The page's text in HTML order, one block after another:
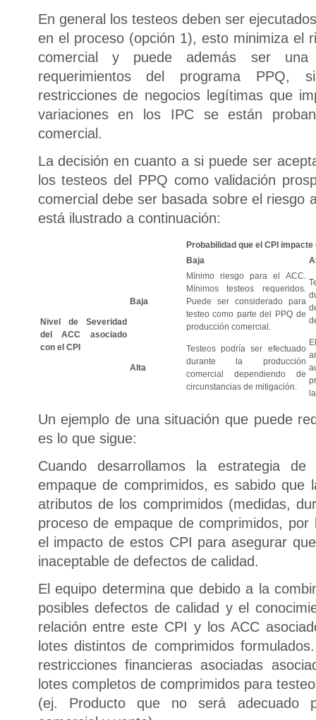
En general los testeos deben ser
en el proceso (opción 1), esto minimiza el
comercial y puede además ser
requerimientos del programa PPQ,
restricciones de negocios legítimas que
variaciones en los IPC se están
comercial.
La decisión en cuanto a si puede ser
los testeos del PPQ como validación
comercial debe ser basada sobre el riesgo
está ilustrado a continuación:
Probabilidad que el CPI impacte
Baja
Nivel de Severidad
del ACC asociado
con el CPI
Baja
Mínimo riesgo para el ACC.
Mínimos testeos requeridos.
Puede ser considerado para
testeo como parte del PPQ de
producción comercial.
Alta
Testeos podría ser efectuado
durante la producción
comercial dependiendo de
circunstancias de mitigación.
Un ejemplo de una situación que puede
es lo que sigue:
Cuando desarrollamos la estrategia
empaque de comprimidos, es sabido que
atributos de los comprimidos (medidas,
proceso de empaque de comprimidos,
el impacto de estos CPI para asegurar
inaceptable de defectos de calidad.
El equipo determina que debido a la
posibles defectos de calidad y el
relación entre este CPI y los ACC
lotes distintos de comprimidos
restricciones financieras asociadas
lotes completos de comprimidos para
(ej. Producto que no será adecuado